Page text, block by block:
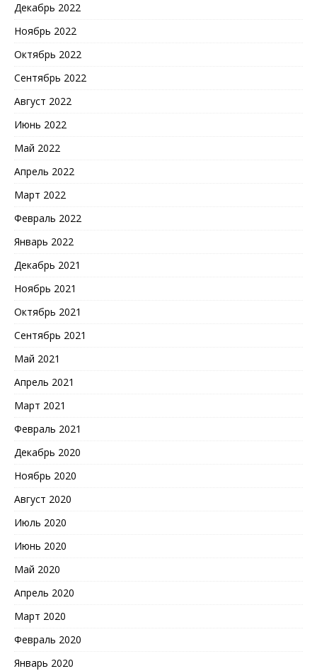
Декабрь 2022
Ноябрь 2022
Октябрь 2022
Сентябрь 2022
Август 2022
Июнь 2022
Май 2022
Апрель 2022
Март 2022
Февраль 2022
Январь 2022
Декабрь 2021
Ноябрь 2021
Октябрь 2021
Сентябрь 2021
Май 2021
Апрель 2021
Март 2021
Февраль 2021
Декабрь 2020
Ноябрь 2020
Август 2020
Июль 2020
Июнь 2020
Май 2020
Апрель 2020
Март 2020
Февраль 2020
Январь 2020